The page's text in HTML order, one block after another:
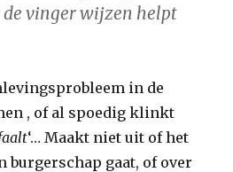
vinger wijzen helpt
in de
, of al spoedig klinkt
‘… Maakt niet uit of het
burgerschap gaat, of over